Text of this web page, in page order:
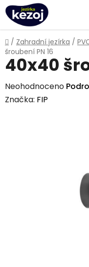
Přejít
na
obsah
Domů
/ Zahradní jezírka /
šroubení PN 16
40x40
Průměrné
hodnocení
Neohodnoceno
Značka: FIP